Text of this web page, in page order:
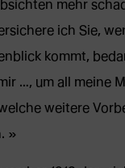
mehr
ich Sie,
kommt,
…, um all meine
weitere